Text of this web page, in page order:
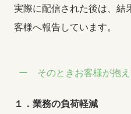
実際に配信された後は、結
客様へ報告しています。
そのときお客様が抱
１．業務の負荷軽減